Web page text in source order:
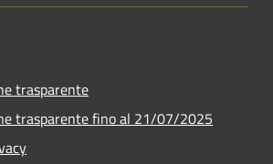
trasparente
trasparente fino al 21/07/2025